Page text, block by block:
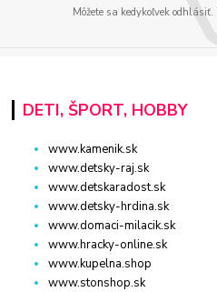
Môžete sa kedykoľvek
DETI, ŠPORT, HOBBY
www.kamenik.sk
www.detsky-raj.sk
www.detskaradost.sk
www.detsky-hrdina.sk
www.domaci-milacik.sk
www.hracky-online.sk
www.kupelna.shop
www.stonshop.sk